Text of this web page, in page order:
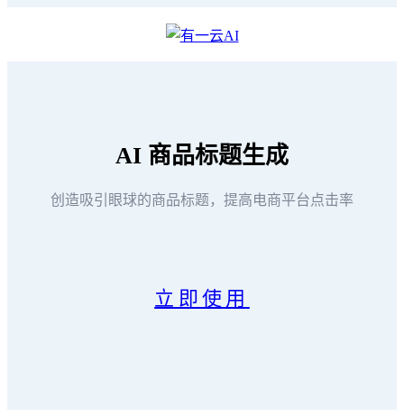
AI 商品标题生成
创造吸引眼球的商品标题，提高电商平台点击率
立即使用